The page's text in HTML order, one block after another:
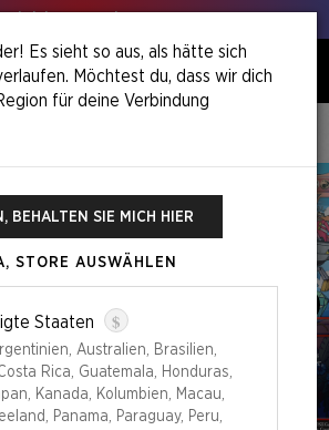
0
Es sieht so aus, als hätte sich
Möchtest du, dass wir dich
für deine Verbindung
BEHALTEN SIE MICH HIER
STORE AUSWÄHLEN
Staaten $
Australien, Brasilien,
Rica, Guatemala, Honduras,
Kanada, Kolumbien, Macau,
Panama, Paraguay, Peru,